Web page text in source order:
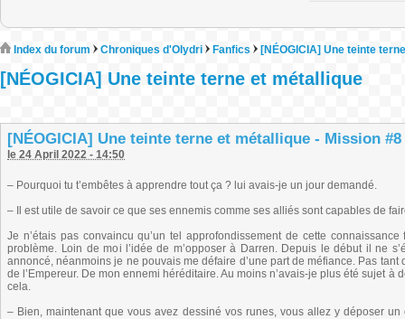
Index du forum Chroniques d'Olydri Fanfics [NÉOGICIA] Une teinte
[NÉOGICIA] Une teinte terne et métallique
[NÉOGICIA] Une teinte terne et métallique - Mission
le 24 April 2022 - 14:50
– Pourquoi tu t’embêtes à apprendre tout ça ? lui avais-je un jour demandé.
– Il est utile de savoir ce que ses ennemis comme ses alliés sont capables de
Je n’étais pas convaincu qu’un tel approfondissement de cette
problème. Loin de moi l’idée de m’opposer à Darren. Depuis le début il ne
annoncé, néanmoins je ne pouvais me défaire d’une part de méfiance. Pas tant
de l’Empereur. De mon ennemi héréditaire. Au moins n’avais-je plus été sujet
cela.
– Bien, maintenant que vous avez dessiné vos runes, vous allez y déposer